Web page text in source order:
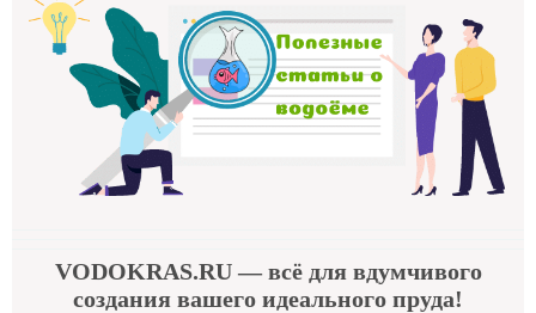
VODOKRAS.RU— всё для вдумчивого
создания вашего идеального пруда!